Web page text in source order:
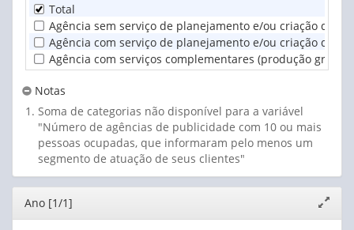
Total
Agência sem serviço de planejamento e/ou criação de
Agência com serviço de planejamento e/ou criação de
Agência com serviços complementares (produção
Notas
Soma de categorias não disponível para a variável
"Número de agências de publicidade com 10 ou mais
pessoas ocupadas, que informaram pelo menos um
segmento de atuação de seus clientes"
Editor
janela
Ano [1/1]